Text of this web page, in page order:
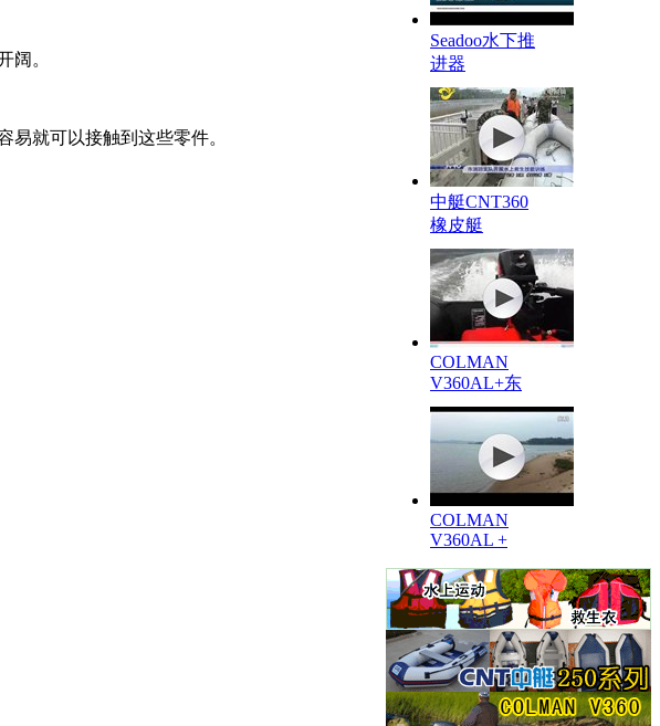
阔。
就可以接触到这些零件。
Seadoo水下推
进器
中艇CNT360
橡皮艇
COLMAN
V360AL+东
COLMAN
V360AL +